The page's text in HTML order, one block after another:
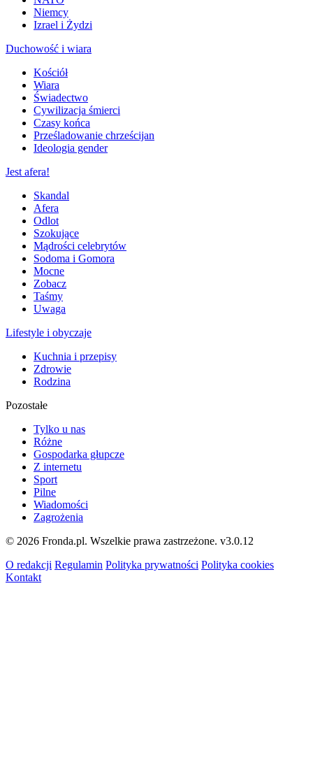
Niemcy
Izrael i Żydzi
Duchowość i wiara
Kościół
Wiara
Świadectwo
Cywilizacja śmierci
Czasy końca
Prześladowanie chrześcijan
Ideologia gender
Jest afera!
Skandal
Afera
Odlot
Szokujące
Mądrości celebrytów
Sodoma i Gomora
Mocne
Zobacz
Taśmy
Uwaga
Lifestyle i obyczaje
Kuchnia i przepisy
Zdrowie
Rodzina
Pozostałe
Tylko u nas
Różne
Gospodarka głupcze
Z internetu
Sport
Pilne
Wiadomości
Zagrożenia
© 2026 Fronda.pl. Wszelkie prawa zastrzeżone. v3.0.12
O redakcji Regulamin Polityka prywatności Polityka cookies
Kontakt